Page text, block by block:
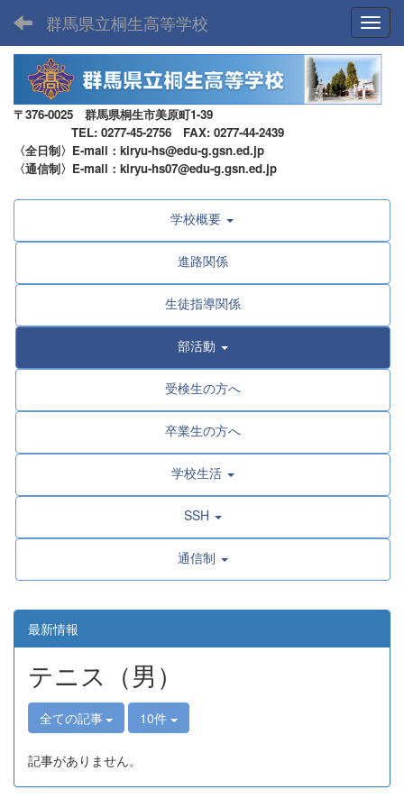
群馬県立桐生高等学校
〒376-0025 群馬県桐生市美原町1-39
TEL: 0277-45-2756 FAX: 0277-44-2439
〈全日制〉E-mail：kiryu-hs@edu-g.gsn.ed.jp
〈通信制〉E-mail：kiryu-hs07@edu-g.gsn.ed.jp
学校概要
進路関係
生徒指導関係
部活動
受検生の方へ
卒業生の方へ
学校生活
SSH
通信制
最新情報
テニス（男）
全ての記事 10件
記事がありません。